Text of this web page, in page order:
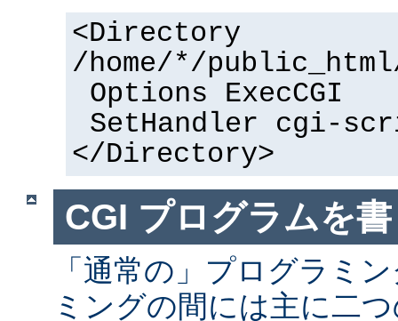
<Directory
/home/*/
Options ExecCGI
SetHandler cgi-
</Directory>
CGI プログラムを
「通常の」プログラミ
ミングの間には主に二